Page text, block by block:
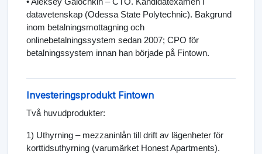
• Aleksey Galochkin – CTO. Kandidatexamen i
datavetenskap (Odessa State Polytechnic). Bakgrund
inom betalningsmottagning och
onlinebetalningssystem sedan 2007; CPO för
betalningssystem innan han började på Fintown.
Investeringsprodukt Fintown
Två huvudprodukter:
1) Uthyrning – mezzaninlån till drift av lägenheter för
korttidsuthyrning (varumärket Honest Apartments).